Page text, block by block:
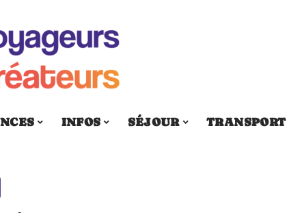
INFOS SÉJOUR TRANSPORT